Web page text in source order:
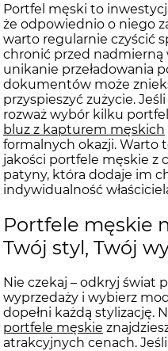
Portfel męski to
że odpowiednio o niego
warto regularnie czyścić
chronić przed nadmierną
unikanie przeładowania
dokumentów może
przyspieszyć zużycie.
rozważ wybór kilku
bluz z kapturem męskich
formalnych okazji. Warto
jakości portfele męskie z
patyny, która dodaje im
indywidualność
Portfele męskie
Twój styl, Twój
Nie czekaj – odkryj świat
wyprzedaży i wybierz
dopełni każdą stylizację.
portfele męskie
atrakcyjnych cenach.